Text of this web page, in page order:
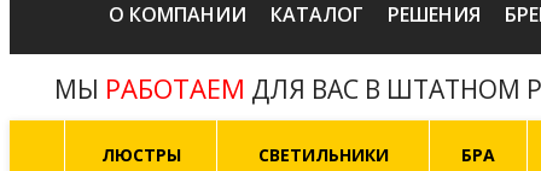
О КОМПАНИИ КАТАЛОГ РЕШЕНИЯ
МЫ РАБОТАЕМ ДЛЯ ВАС В ШТАТНОМ
ЛЮСТРЫ СВЕТИЛЬНИКИ БРА